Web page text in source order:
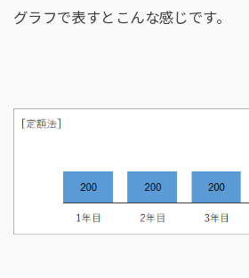
グラフで表すとこんな感じです。